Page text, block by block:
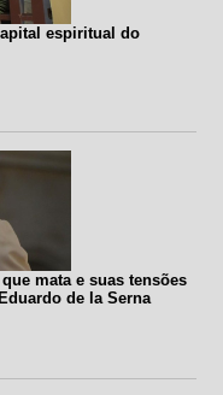
espiritual do
mata e suas tensões
de la Serna